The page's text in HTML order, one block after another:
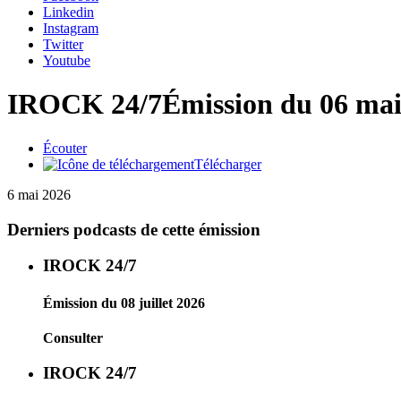
Linkedin
Instagram
Twitter
Youtube
IROCK 24/7Émission du 06
Écouter
Télécharger
6 mai 2026
Derniers podcasts de cette émission
IROCK 24/7
Émission du 08 juillet 2026
Consulter
IROCK 24/7